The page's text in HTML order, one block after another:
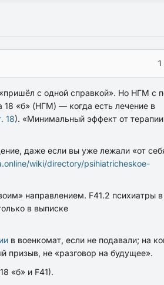
1
с одной справкой». Но НГМ с
18 «б» (НГМ) — когда есть лечение в
18). «Минимальный эффект от
даже если вы уже лежали «от
wiki/directory/psihiatricheskoe-
направлением. F41.2 психиатры
в выписке
в военкомат, если не подавали; на
призыв, не «разговор на будущее».
«б» и F41).